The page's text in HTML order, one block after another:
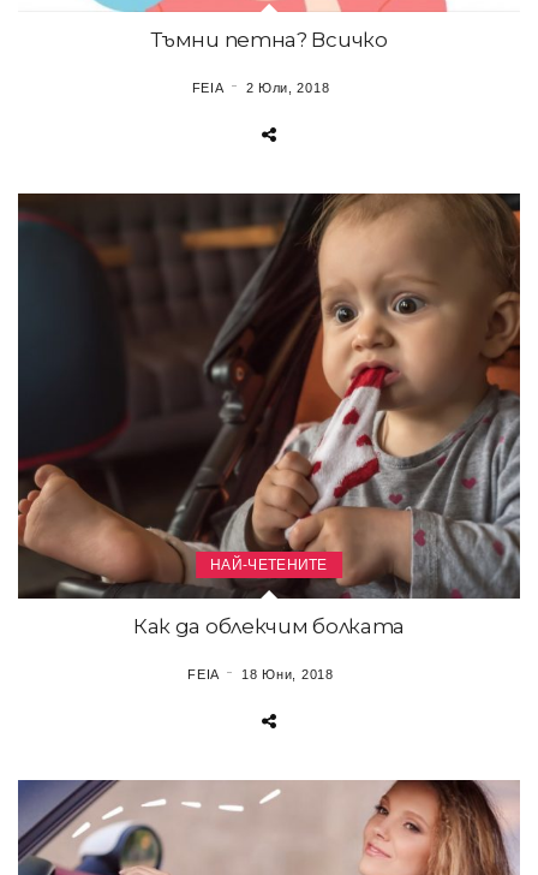
Тъмни петна? Всичко
FEIA 2 Юли, 2018
НАЙ-ЧЕТЕНИТЕ
Как да облекчим болката
FEIA 18 Юни, 2018